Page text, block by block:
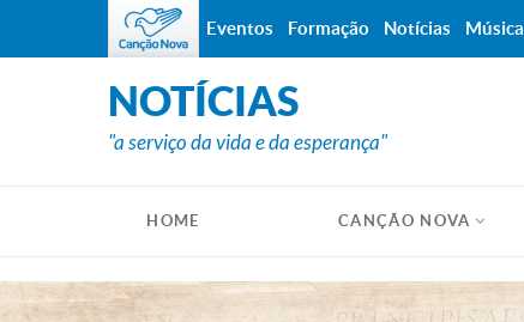
NOTÍCIAS
"a serviço da vida e da esperança"
HOME CANÇÃO NOVA
Eventos Formação Notícias Música